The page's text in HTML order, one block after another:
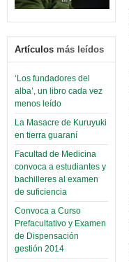
Artículos más leídos
‘Los fundadores del
alba’, un libro cada vez
menos leído
La Masacre de Kuruyuki
en tierra guaraní
Facultad de Medicina
convoca a estudiantes y
bachilleres al examen
de suficiencia
Convoca a Curso
Prefacultativo y Examen
de Dispensación
gestión 2014